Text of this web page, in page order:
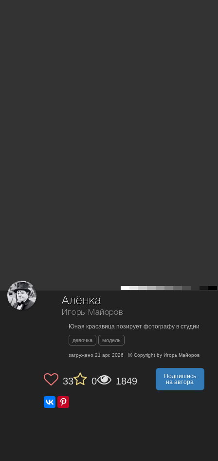
Алёнка
Игорь Майоров
Юная красавица позирует фотографу в студии
девочка модель
загружено 21 apr, 2026 Copyright by Игорь Майоров
33 0 1849
Подпишись
на автора